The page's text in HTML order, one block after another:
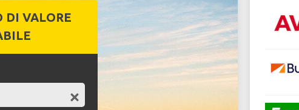
DI VALORE